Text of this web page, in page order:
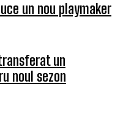
un nou playmaker
un
noul sezon